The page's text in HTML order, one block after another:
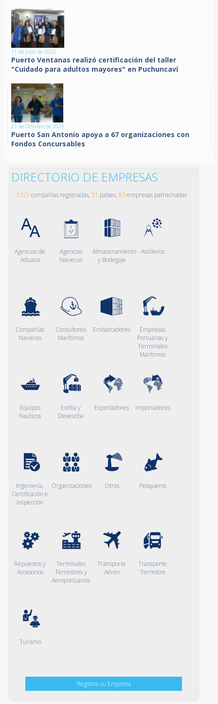
11 de Julio de 2023
Puerto Ventanas realizó certificación del taller
"Cuidado para adultos mayores" en Puchuncaví
21 de Octubre de 2025
Puerto San Antonio apoya a 67 organizaciones con
Fondos Concursables
DIRECTORIO DE EMPRESAS
3721 compañías registradas, 51 países, 83 empresas patrocinadas
Agencias de
Aduana
Agencias
Navieras
Almacenamiento
y Bodegaje
Astilleros
Compañías
Navieras
Consultores
Marítimos
Embarcadores
Empresas
Portuarias y
Terminales
Marítimos
Equipos
Naúticos
Estiba y
Desestiba
Exportadores Importadores
Ingeniería,
Certificación e
Inspección
Organizaciones Otras Pesqueros
Repuestos y
Accesorios
Terminales
Terrestres y
Aeroportuarios
Transporte
Aéreo
Transporte
Terrestre
Turismo
Registre su Empresa